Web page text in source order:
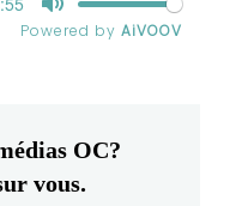
OC?
vous.